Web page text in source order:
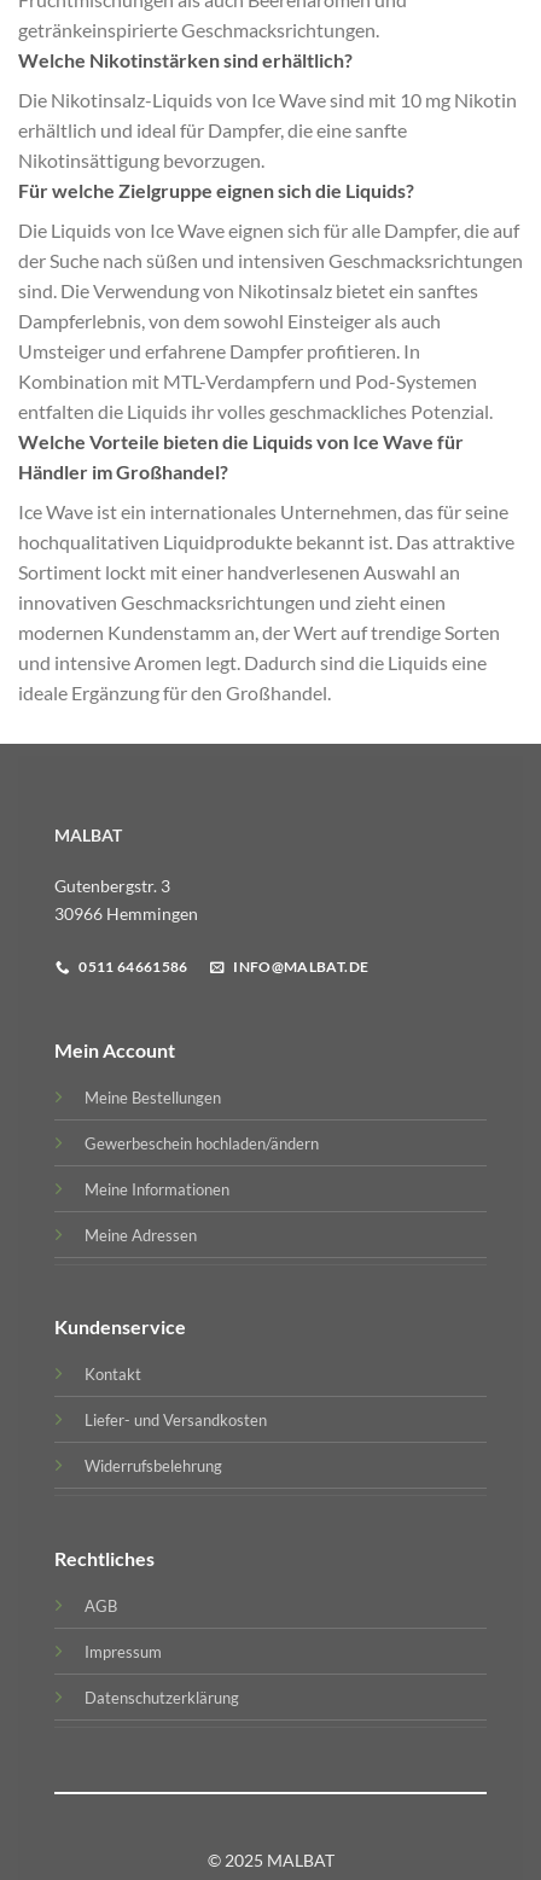
getränkeinspirierte Geschmacksrichtungen.
Welche Nikotinstärken sind erhältlich?
Die Nikotinsalz-Liquids von Ice Wave sind mit 10 mg Nikotin
erhältlich und ideal für Dampfer, die eine sanfte
Nikotinsättigung bevorzugen.
Für welche Zielgruppe eignen sich die Liquids?
Die Liquids von Ice Wave eignen sich für alle Dampfer, die auf
der Suche nach süßen und intensiven Geschmacksrichtungen
sind. Die Verwendung von Nikotinsalz bietet ein sanftes
Dampferlebnis, von dem sowohl Einsteiger als auch
Umsteiger und erfahrene Dampfer profitieren. In
Kombination mit MTL-Verdampfern und Pod-Systemen
entfalten die Liquids ihr volles geschmackliches Potenzial.
Welche Vorteile bieten die Liquids von Ice Wave für
Händler im Großhandel?
Ice Wave ist ein internationales Unternehmen, das für seine
hochqualitativen Liquidprodukte bekannt ist. Das attraktive
Sortiment lockt mit einer handverlesenen Auswahl an
innovativen Geschmacksrichtungen und zieht einen
modernen Kundenstamm an, der Wert auf trendige Sorten
und intensive Aromen legt. Dadurch sind die Liquids eine
ideale Ergänzung für den Großhandel.
MALBAT
Gutenbergstr. 3
30966 Hemmingen
0511 64661586 INFO@MALBAT.DE
Mein Account
Meine Bestellungen
Gewerbeschein hochladen/ändern
Meine Informationen
Meine Adressen
Kundenservice
Kontakt
Liefer- und Versandkosten
Widerrufsbelehrung
Rechtliches
AGB
Impressum
Datenschutzerklärung
© 2025 MALBAT